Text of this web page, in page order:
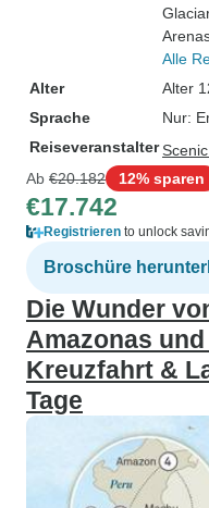
Alle
Alter
Alter
Sprache
Nur:
Reiseveranstalter
Ab €20.182 12% sparen
€17.742
Registrieren to unlock
Broschüre
Die Wunder
Amazonas
Kreuzfahrt &
Tage